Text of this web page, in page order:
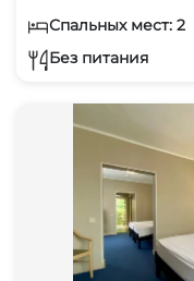
Спальных мест: 2
Без питания